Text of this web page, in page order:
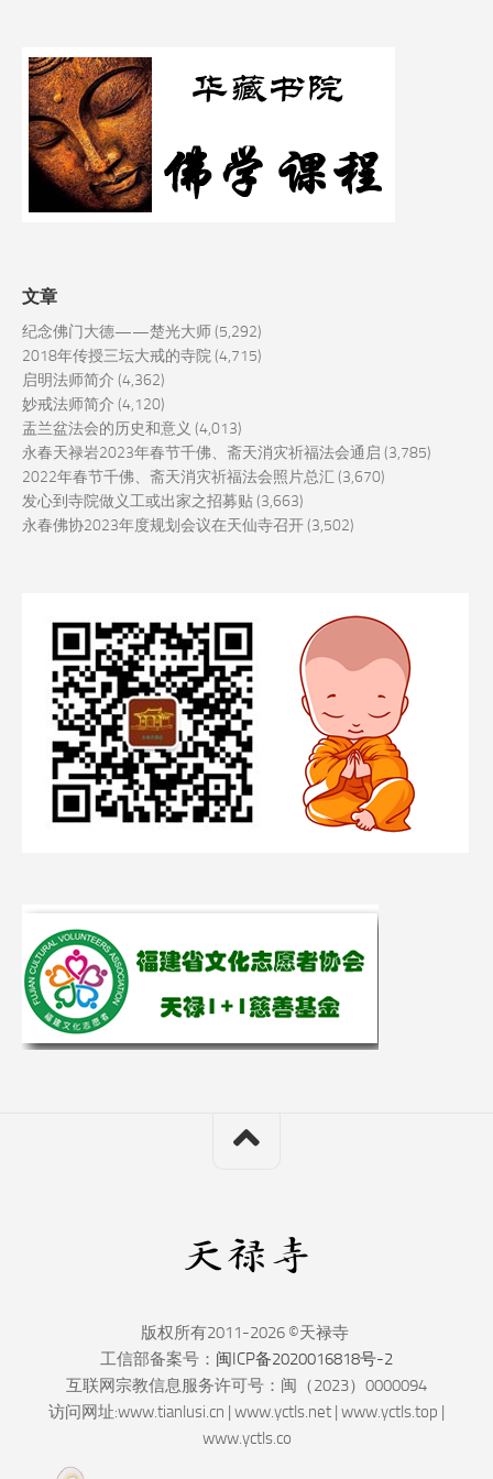
文章
纪念佛门大德——楚光大师(5,292)
2018年传授三坛大戒的寺院(4,715)
启明法师简介 (4,362)
妙戒法师简介 (4,120)
盂兰盆法会的历史和意义 (4,013)
永春天禄岩2023年春节千佛、斋天消灾祈福法会通启 (3,785)
2022年春节千佛、斋天消灾祈福法会照片总汇 (3,670)
发心到寺院做义工或出家之招募贴(3,663)
永春佛协2023年度规划会议在天仙寺召开(3,502)
版权所有2011-2026 ©天禄寺
工信部备案号： 闽ICP备2020016818号-2
互联网宗教信息服务许可号：闽（2023）0000094
访问网址:www.tianlusi.cn | www.yctls.net | www.yctls.top |
www.yctls.co